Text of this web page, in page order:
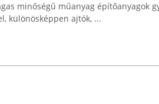
minőségű műanyag építőanyagok
különösképpen ajtók, ...